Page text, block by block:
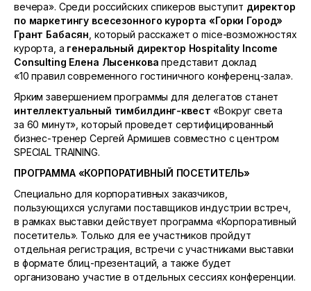
вечера». Среди российских спикеров выступит директор
по маркетингу всесезонного курорта «Горки Город»
Грант Бабасян , который расскажет о mice-возможностях
курорта, а генеральный директор Hospitality Income
Consulting Елена Лысенкова представит доклад
«10 правил современного гостиничного конференц-зала».
Ярким завершением программы для делегатов станет
интеллектуальный тимбилдинг-квест «Вокруг света
за 60 минут», который проведет сертифицированный
бизнес-тренер Сергей Армишев совместно с центром
SPECIAL TRAINING.
ПРОГРАММА «КОРПОРАТИВНЫЙ ПОСЕТИТЕЛЬ»
Специально для корпоративных заказчиков,
пользующихся услугами поставщиков индустрии встреч,
в рамках выставки действует программа «Корпоративный
посетитель». Только для ее участников пройдут
отдельная регистрация, встречи с участниками выставки
в формате блиц-презентаций, а также будет
организовано участие в отдельных сессиях конференции.